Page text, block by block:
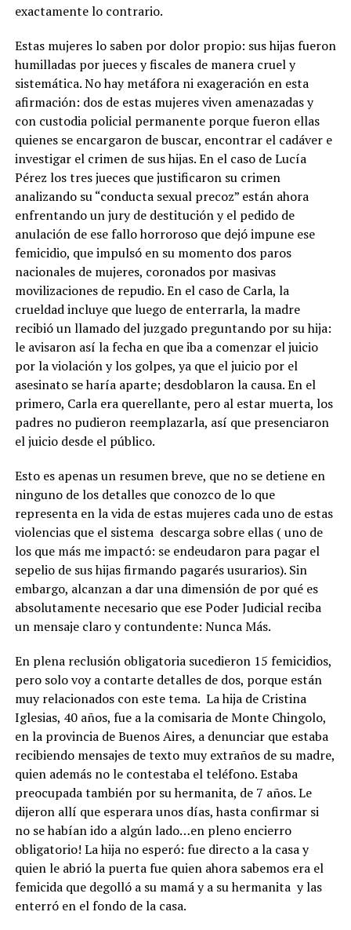
exactamente lo contrario.
Estas mujeres lo saben por dolor propio: sus hijas fueron
humilladas por jueces y fiscales de manera cruel y
sistemática. No hay metáfora ni exageración en esta
afirmación: dos de estas mujeres viven amenazadas y
con custodia policial permanente porque fueron ellas
quienes se encargaron de buscar, encontrar el cadáver e
investigar el crimen de sus hijas. En el caso de Lucía
Pérez los tres jueces que justificaron su crimen
analizando su “conducta sexual precoz” están ahora
enfrentando un jury de destitución y el pedido de
anulación de ese fallo horroroso que dejó impune ese
femicidio, que impulsó en su momento dos paros
nacionales de mujeres, coronados por masivas
movilizaciones de repudio. En el caso de Carla, la
crueldad incluye que luego de enterrarla, la madre
recibió un llamado del juzgado preguntando por su hija:
le avisaron así la fecha en que iba a comenzar el juicio
por la violación y los golpes, ya que el juicio por el
asesinato se haría aparte; desdoblaron la causa. En el
primero, Carla era querellante, pero al estar muerta, los
padres no pudieron reemplazarla, así que presenciaron
el juicio desde el público.
Esto es apenas un resumen breve, que no se detiene en
ninguno de los detalles que conozco de lo que
representa en la vida de estas mujeres cada uno de estas
violencias que el sistema descarga sobre ellas ( uno de
los que más me impactó: se endeudaron para pagar el
sepelio de sus hijas firmando pagarés usurarios). Sin
embargo, alcanzan a dar una dimensión de por qué es
absolutamente necesario que ese Poder Judicial reciba
un mensaje claro y contundente: Nunca Más.
En plena reclusión obligatoria sucedieron 15 femicidios,
pero solo voy a contarte detalles de dos, porque están
muy relacionados con este tema. La hija de Cristina
Iglesias, 40 años, fue a la comisaria de Monte Chingolo,
en la provincia de Buenos Aires, a denunciar que estaba
recibiendo mensajes de texto muy extraños de su madre,
quien además no le contestaba el teléfono. Estaba
preocupada también por su hermanita, de 7 años. Le
dijeron allí que esperara unos días, hasta confirmar si
no se habían ido a algún lado…en pleno encierro
obligatorio! La hija no esperó: fue directo a la casa y
quien le abrió la puerta fue quien ahora sabemos era el
femicida que degolló a su mamá y a su hermanita y las
enterró en el fondo de la casa.